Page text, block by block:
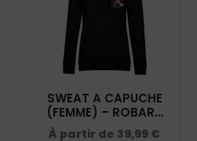
SWEAT A CAPUCHE
(FEMME) – ROBART
PHILIPPE - NOIR -
À partir de 39,99 €